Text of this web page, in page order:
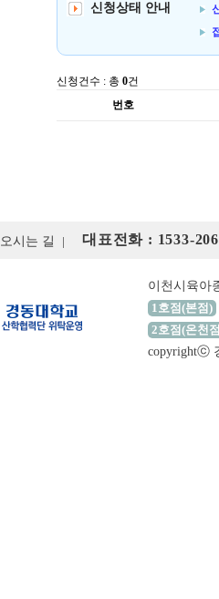
신청상태 안내
신청건수 : 총 0건
번호
오시는 길 대표전화 : 1533-
이천시육아
1호점(본점)
2호점(온천
copyrightⓒ